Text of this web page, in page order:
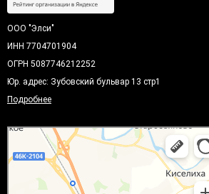
ООО "Элси"
ИНН 7704701904
ОГРН 5087746212252
Юр. адрес: Зубовский бульвар 13 стр1
Подробнее